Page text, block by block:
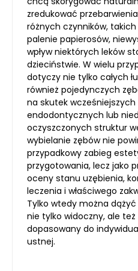
zredukować
różnych czynników,
palenie papierosów,
wpływ niektórych leków
dzieciństwie. W wielu
dotyczy nie tylko całych
również pojedynczych
na skutek
endodontycznych lub
oczyszczonych struktur
wybielanie zębów nie
przypadkowy zabieg
przygotowania, lecz jako
oceny stanu uzębienia,
leczenia i właściwego
Tylko wtedy można
nie tylko widoczny, ale
dopasowany do
ustnej.